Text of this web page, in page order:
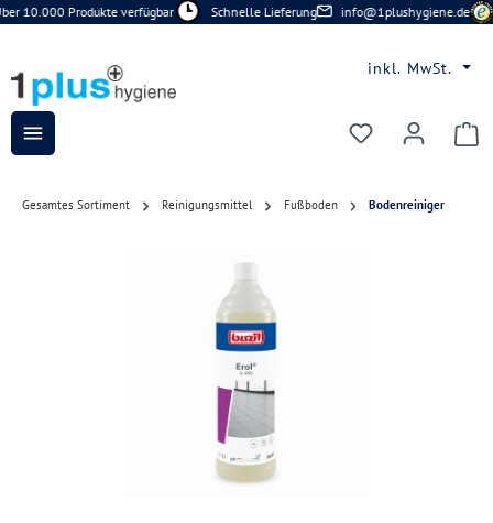
Zum Hauptinhalt springen
10.000 Produkte verfügbar Schnelle Lieferung info@1plushygiene.de
inkl. MwSt.
Du hast 0
Gesamtes Sortiment Reinigungsmittel Fußboden Bodenreiniger